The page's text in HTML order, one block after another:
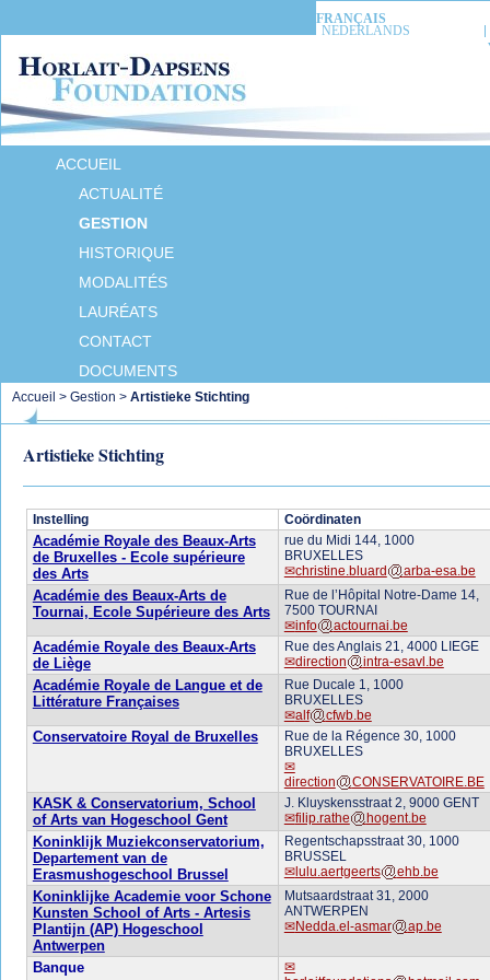
FRANÇAIS
NEDERLANDS
ACCUEIL
ACTUALITÉ
GESTION
HISTORIQUE
MODALITÉS
LAURÉATS
CONTACT
DOCUMENTS
Accueil > Gestion > Artistieke Stichting
Artistieke Stichting
Instelling Coördinaten
Académie Royale des Beaux-Arts
de Bruxelles - Ecole supérieure
des Arts
rue du Midi 144, 1000
BRUXELLES
christine.bluard
arba-esa.be
Académie des Beaux-Arts de
Tournai, Ecole Supérieure des Arts
Rue de l’Hôpital Notre-Dame 14,
7500 TOURNAI
info
actournai.be
Académie Royale des Beaux-Arts
de Liège
Rue des Anglais 21, 4000 LIEGE
direction
intra-esavl.be
Académie Royale de Langue et de
Littérature Françaises
Rue Ducale 1, 1000
BRUXELLES
alf
cfwb.be
Conservatoire Royal de Bruxelles
Rue de la Régence 30, 1000
BRUXELLES
direction
CONSERVATOIRE.BE
KASK & Conservatorium, School
of Arts van Hogeschool Gent
J. Kluyskensstraat 2, 9000 GENT
filip.rathe
hogent.be
Koninklijk Muziekconservatorium,
Departement van de
Erasmushogeschool Brussel
Regentschapsstraat 30, 1000
BRUSSEL
lulu.aertgeerts
ehb.be
Koninklijke Academie voor Schone
Kunsten School of Arts - Artesis
Plantijn (AP) Hogeschool
Antwerpen
Mutsaardstraat 31, 2000
ANTWERPEN
Nedda.el-asmar
ap.be
Banque